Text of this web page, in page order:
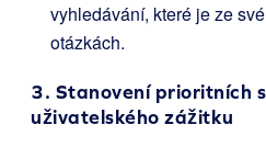
vyhledávání, které je ze
otázkách.
3. Stanovení prioritních
uživatelského zážitku